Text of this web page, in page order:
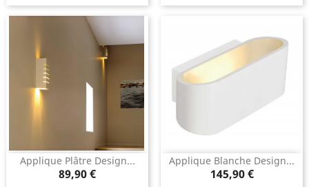
Applique Plâtre Design...
Prix
89,90 €
Applique Blanche Design...
Prix
145,90 €